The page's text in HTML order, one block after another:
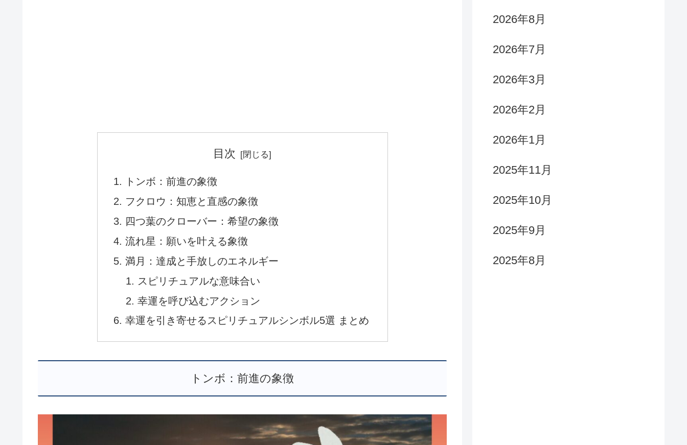
目次
トンボ：前進の象徴
フクロウ：知恵と直感の象徴
四つ葉のクローバー：希望の象徴
流れ星：願いを叶える象徴
満月：達成と手放しのエネルギー
スピリチュアルな意味合い
幸運を呼び込むアクション
幸運を引き寄せるスピリチュアルシンボル5選 まとめ
トンボ：前進の象徴
2026年8月
2026年7月
2026年3月
2026年2月
2026年1月
2025年11月
2025年10月
2025年9月
2025年8月